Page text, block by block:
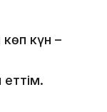
көп күн –